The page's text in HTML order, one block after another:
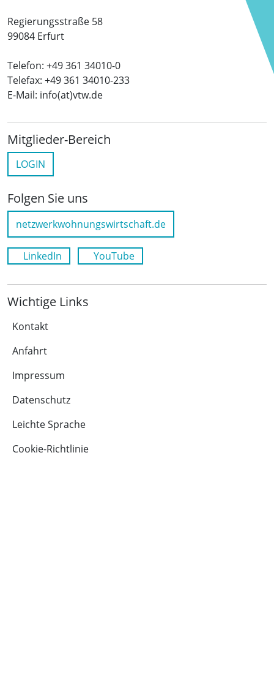
Regierungsstraße 58
99084 Erfurt
Telefon: +49 361 34010-0
Telefax: +49 361 34010-233
E-Mail: info(at)vtw.de
Mitglieder-Bereich
LOGIN
Folgen Sie uns
netzwerkwohnungswirtschaft.de
LinkedIn YouTube
Wichtige Links
Kontakt
Anfahrt
Impressum
Datenschutz
Leichte Sprache
Cookie-Richtlinie